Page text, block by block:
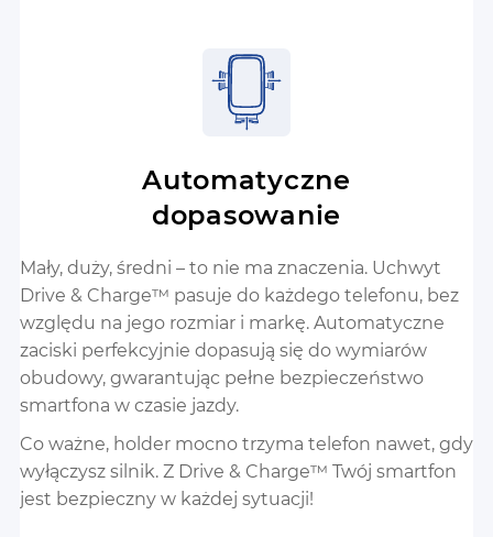
Automatyczne
dopasowanie
Mały, duży, średni – to nie ma znaczenia. Uchwyt
Drive & Charge™ pasuje do każdego telefonu, bez
względu na jego rozmiar i markę. Automatyczne
zaciski perfekcyjnie dopasują się do wymiarów
obudowy, gwarantując pełne bezpieczeństwo
smartfona w czasie jazdy.
Co ważne, holder mocno trzyma telefon nawet, gdy
wyłączysz silnik. Z Drive & Charge™ Twój smartfon
jest bezpieczny w każdej sytuacji!